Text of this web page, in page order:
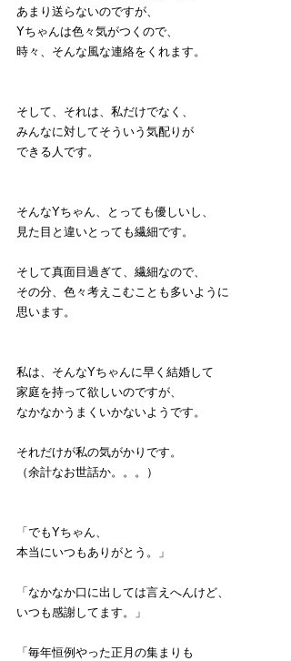
あまり送らないのですが、
Yちゃんは色々気がつくので、
時々、そんな風な連絡をくれます。
そして、それは、私だけでなく、
みんなに対してそういう気配りが
できる人です。
そんなYちゃん、とっても優しいし、
見た目と違いとっても繊細です。
そして真面目過ぎて、繊細なので、
その分、色々考えこむことも多いように
思います。
私は、そんなYちゃんに早く結婚して
家庭を持って欲しいのですが、
なかなかうまくいかないようです。
それだけが私の気がかりです。
（余計なお世話か。。。）
「でもYちゃん、
本当にいつもありがとう。」
「なかなか口に出しては言えへんけど、
いつも感謝してます。」
「毎年恒例やった正月の集まりも